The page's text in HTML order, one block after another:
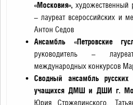
«Московия», художественный
– лауреат всероссийских и
Антон Седов
Ансамбль «Петровские
руководитель –
международных конкурсов
Сводный ансамбль русских
учащихся ДМШ и ДШИ г.
Юрия Стржелинского,